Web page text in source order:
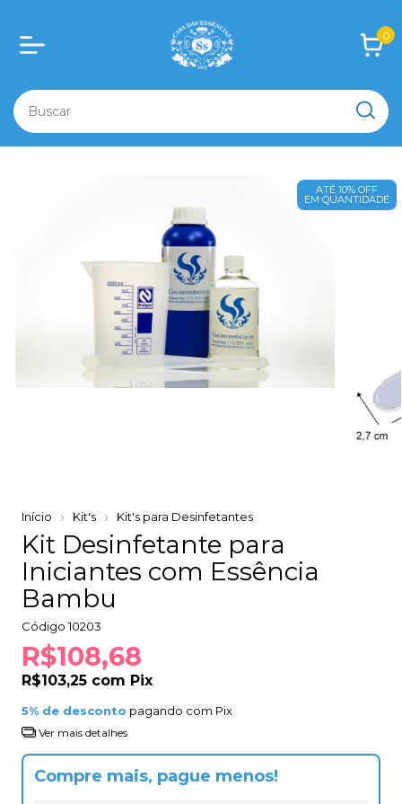
0
ATÉ 10% OFF
EM QUANTIDADE
Início Kit's Kit's para Desinfetantes
Kit Desinfetante para
Iniciantes com Essência
Bambu
Código 10203
R$108,68
R$103,25 com Pix
5% de desconto pagando com Pix
Ver mais detalhes
Compre mais, pague menos!